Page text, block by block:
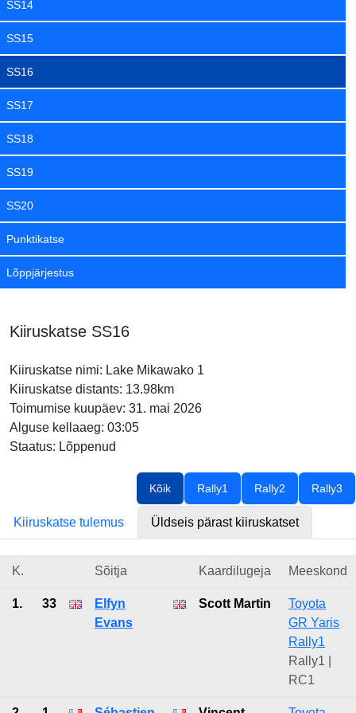
SS14
SS15
SS16
SS17
SS18
SS19
SS20
Punktikatse
Lõppjärjestus
Kiiruskatse SS16
Kiiruskatse nimi: Lake Mikawako 1
Kiiruskatse distants: 13.98km
Toimumise kuupäev: 31. mai 2026
Alguse kellaaeg: 03:05
Staatus: Lõppenud
Kõik Rally1 Rally2 Rally3
Kiiruskatse tulemus Üldseis pärast kiiruskatset
K. Sõitja Kaardilugeja Meeskond
1. 33
Elfyn
Evans
Scott Martin
Toyota
GR Yaris
Rally1
Rally1 |
RC1